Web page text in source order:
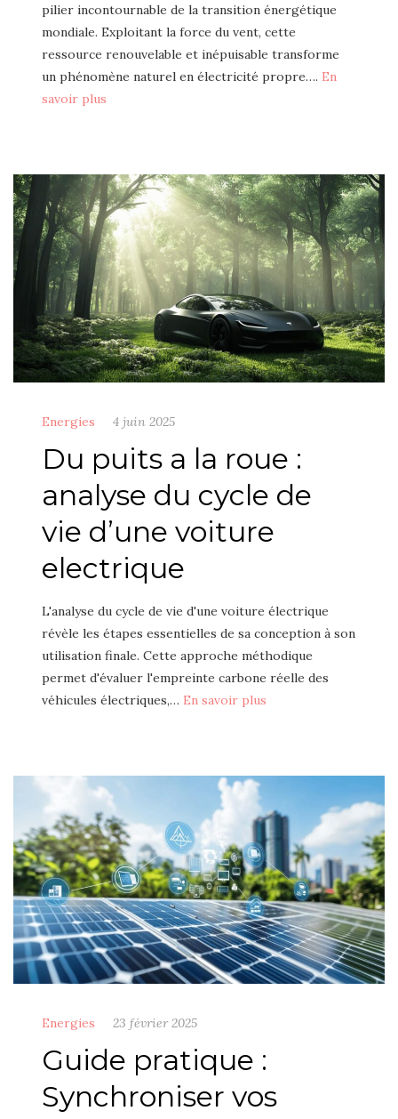
pilier incontournable de la transition énergétique
mondiale. Exploitant la force du vent, cette
ressource renouvelable et inépuisable transforme
un phénomène naturel en électricité propre…. En
savoir plus
Energies 4 juin 2025
Du puits a la roue :
analyse du cycle de
vie d’une voiture
electrique
L'analyse du cycle de vie d'une voiture électrique
révèle les étapes essentielles de sa conception à son
utilisation finale. Cette approche méthodique
permet d'évaluer l'empreinte carbone réelle des
véhicules électriques,… En savoir plus
Energies 23 février 2025
Guide pratique :
Synchroniser vos